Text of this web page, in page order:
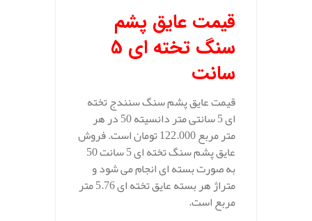
قیمت عایق پشم
سنگ تخته ای 5
سانت
قیمت عایق پشم سنگ سنندج تخته
ای 5 سانتی متر دانسیته 50 در هر
متر مربع 122.000 تومان است. فروش
عایق پشم سنگ تخته ای 5 سانت 50
به صورت بسته ای انجام می شود و
متراژ هر بسته عایق تخته ای 5.76 متر
مربع است.